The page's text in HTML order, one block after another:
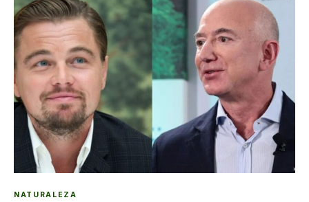
NATURALEZA